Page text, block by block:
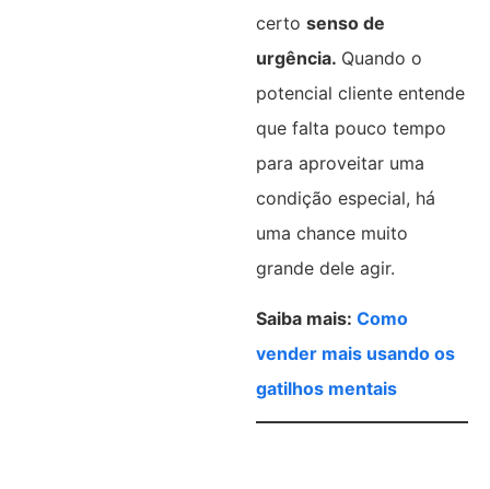
certo senso de
urgência. Quando o
potencial cliente entende
que falta pouco tempo
para aproveitar uma
condição especial, há
uma chance muito
grande dele agir.
Saiba mais: Como
vender mais usando os
gatilhos mentais